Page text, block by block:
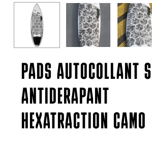
PADS AUTOCOLLANT
ANTIDERAPANT
HEXATRACTION CAMO